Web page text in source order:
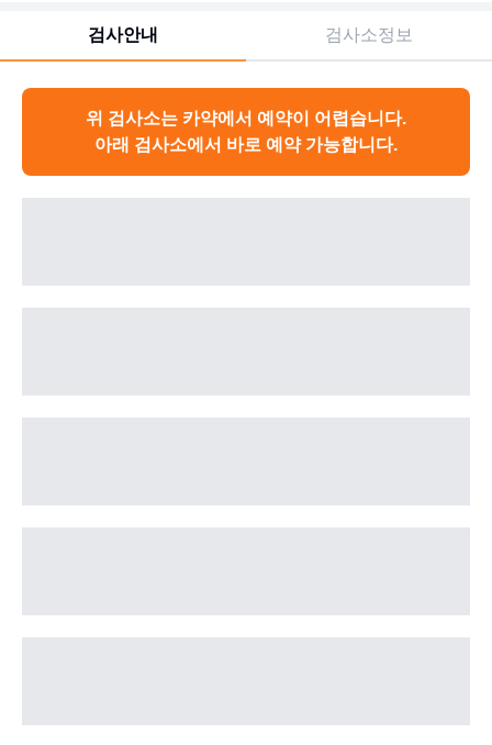
검사안내 검사소정보
위 검사소는 카약에서 예약이 어렵습니다.
아래 검사소에서 바로 예약 가능합니다.